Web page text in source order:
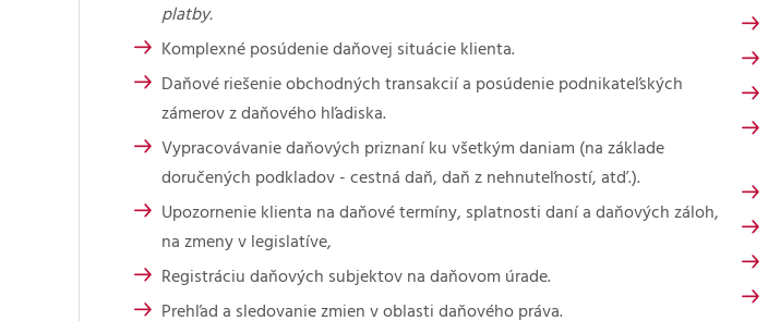
platby.
Komplexné posúdenie daňovej situácie klienta.
Daňové riešenie obchodných transakcií a posúdenie podnikateľských
zámerov z daňového hľadiska.
Vypracovávanie daňových priznaní ku všetkým daniam (na základe
doručených podkladov - cestná daň, daň z nehnuteľností, atď.).
Upozornenie klienta na daňové termíny, splatnosti daní a daňových záloh,
na zmeny v legislatíve,
Registráciu daňových subjektov na daňovom úrade.
Prehľad a sledovanie zmien v oblasti daňového práva.